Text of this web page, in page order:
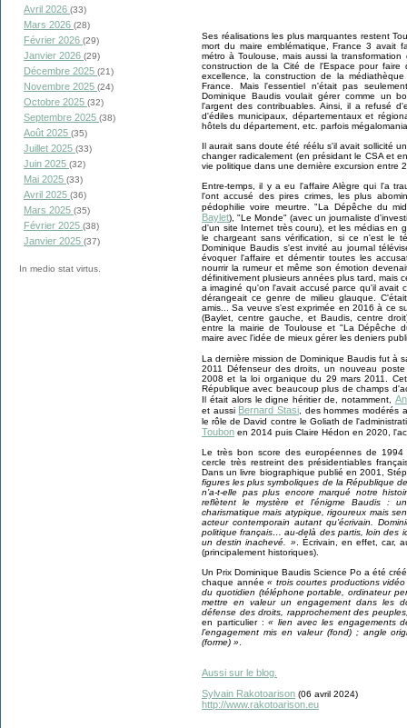
Avril 2026 (33)
Mars 2026 (28)
Février 2026 (29)
Janvier 2026 (29)
Décembre 2025 (21)
Novembre 2025 (24)
Octobre 2025 (32)
Septembre 2025 (38)
Août 2025 (35)
Juillet 2025 (33)
Juin 2025 (32)
Mai 2025 (33)
Avril 2025 (36)
Mars 2025 (35)
Février 2025 (38)
Janvier 2025 (37)
In medio stat virtus.
Ses réalisations les plus marquantes restent
mort du maire emblématique, France 3 avait
métro à Toulouse, mais aussi la
construction de la Cité de l'Espace pour
excellence, la construction de la
France. Mais l'essentiel n'était pas
Dominique Baudis voulait gérer comme un
l'argent des contribuables. Ainsi, il a refusé
d'édiles municipaux, départementaux et
hôtels du département, etc. parfois
Il aurait sans doute été réélu s'il avait sollicité
changer radicalement (en présidant le CSA et
vie politique dans une dernière excursion entre
Entre-temps, il y a eu l'affaire Alègre qui l'a
l'ont accusé des pires crimes, les plus
pédophilie voire meurtre. "La Dépêche du
Baylet), "Le Monde" (avec un journaliste
d'un site Internet très couru), et les médias en
le chargeant sans vérification, si ce n'est le
Dominique Baudis s'est invité au journal
évoquer l'affaire et démentir toutes les
nourrir la rumeur et même son émotion
définitivement plusieurs années plus tard, mais
a imaginé qu'on l'avait accusé parce qu'il avait
dérangeait ce genre de milieu glauque.
amis... Sa veuve s'est exprimée en 2016 à ce
(Baylet, centre gauche, et Baudis, centre
entre la mairie de Toulouse et "La Dépêche
maire avec l'idée de mieux gérer les deniers
La dernière mission de Dominique Baudis fut à
2011 Défenseur des droits, un nouveau
2008 et la loi organique du 29 mars 2011.
République avec beaucoup plus de champs
Il était alors le digne héritier de, notamment,
et aussi Bernard Stasi , des hommes
le rôle de David contre le Goliath de
Toubon en 2014 puis Claire Hédon en 2020,
Le très bon score des européennes de
cercle très restreint des présidentiables
Dans un livre biographique publié en 2001,
figures les plus symboliques de la République
n’a-t-elle pas plus encore marqué notre
reflètent le mystère et l’énigme Baudis :
charismatique mais atypique, rigoureux mais
acteur contemporain autant qu’écrivain.
politique français… au-delà des partis, loin des
un destin inachevé. » . Écrivain, en effet, car,
(principalement historiques).
Un Prix Dominique Baudis Science Po a été
chaque année« trois courtes productions
du quotidien (téléphone portable, ordinateur
mettre en valeur un engagement dans les
défense des droits, rapprochement des
en particulier :« lien avec les engagements
l’engagement mis en valeur (fond) ; angle
(forme) »
Aussi sur le blog.
Sylvain Rakotoarison (06 avril 2024)
http://www.rakotoarison.eu